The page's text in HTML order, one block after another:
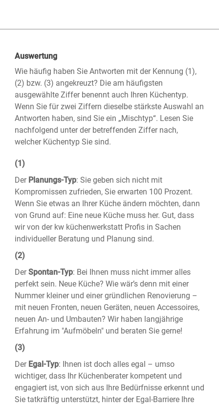
Auswertung
Wie häufig haben Sie Antworten mit der Kennung (1),
(2) bzw. (3) angekreuzt? Die am häufigsten
ausgewählte Ziffer benennt auch Ihren Küchentyp.
Wenn Sie für zwei Ziffern dieselbe stärkste Auswahl an
Antworten haben, sind Sie ein „Mischtyp“. Lesen Sie
nachfolgend unter der betreffenden Ziffer nach,
welcher Küchentyp Sie sind.
(1)
Der Planungs-Typ: Sie geben sich nicht mit
Kompromissen zufrieden, Sie erwarten 100 Prozent.
Wenn Sie etwas an Ihrer Küche ändern möchten, dann
von Grund auf: Eine neue Küche muss her. Gut, dass
wir von der kw küchenwerkstatt Profis in Sachen
individueller Beratung und Planung sind.
(2)
DerSpontan-Typ: Bei Ihnen muss nicht immer alles
perfekt sein. Neue Küche? Wie wär’s denn mit einer
Nummer kleiner und einer gründlichen Renovierung –
mit neuen Fronten, neuen Geräten, neuen Accessoires,
neuen An- und Umbauten? Wir haben langjährige
Erfahrung im "Aufmöbeln" und beraten Sie gerne!
(3)
Der Egal-Typ: Ihnen ist doch alles egal – umso
wichtiger, dass Ihr Küchenberater kompetent und
engagiert ist, von sich aus Ihre Bedürfnisse erkennt und
Sie tatkräftig unterstützt, hinter der Egal-Barriere Ihre